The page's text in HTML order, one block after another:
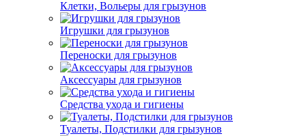
Клетки, Вольеры для грызунов
Игрушки для грызунов
Переноски для грызунов
Аксессуары для грызунов
Средства ухода и гигиены
Туалеты, Подстилки для грызунов